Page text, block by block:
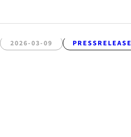
2026-03-09 PRESSRELEASE